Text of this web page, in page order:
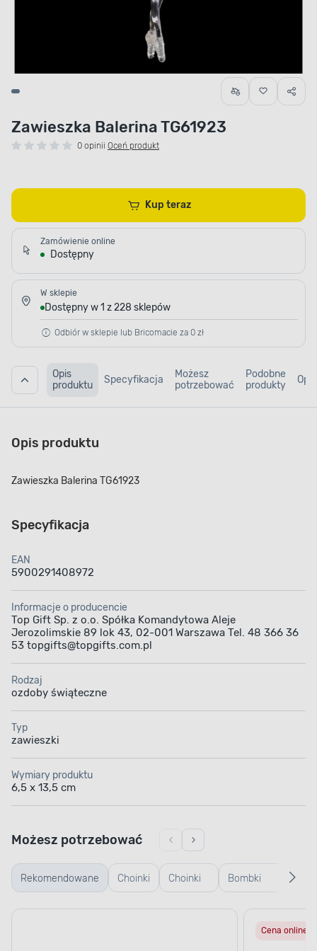
Zawieszka Balerina TG61923
0 opinii Oceń produkt
Kup teraz
Zamówienie online
Dostępny
W sklepie
Dostępny w 1 z 228 sklepów
Odbiór w sklepie lub Bricomacie za 0 zł
Opis
produktu
Specyfikacja
Możesz
potrzebować
Podobne
produkty
Opis produktu
Zawieszka Balerina TG61923
Specyfikacja
EAN
5900291408972
Informacje o producencie
Top Gift Sp. z o.o. Spółka Komandytowa Aleje
Jerozolimskie 89 lok 43, 02-001 Warszawa Tel. 48 366 36
53 topgifts@topgifts.com.pl
Rodzaj
ozdoby świąteczne
Typ
zawieszki
Wymiary produktu
6,5 x 13,5 cm
Rekomendowane Choinki
żywe
Choinki
sztuczne
Bombki
plastikowe
Możesz potrzebować
Cena online